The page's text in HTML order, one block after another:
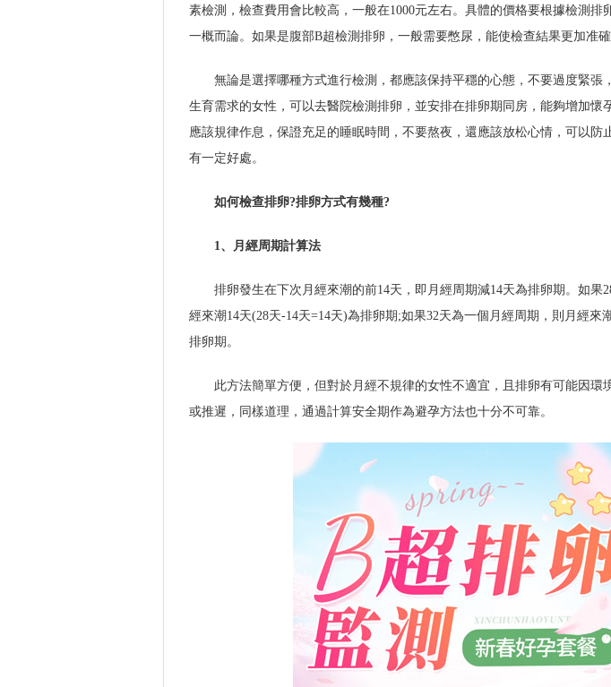
素檢測，檢查費用會比較高，一般在1000元左右。具體的價格要根據檢測排
一概而論。如果是腹部B超檢測排卵，一般需要憋尿，能使檢查結果更加准確
無論是選擇哪種方式進行檢測，都應該保持平穩的心態，不要過度緊張
生育需求的女性，可以去醫院檢測排卵，並安排在排卵期同房，能夠增加懷
應該規律作息，保證充足的睡眠時間，不要熬夜，還應該放松心情，可以防
有一定好處。
如何檢查排卵?排卵方式有幾種?
1、月經周期計算法
排卵發生在下次月經來潮的前14天，即月經周期減14天為排卵期。如果
經來潮14天(28天-14天=14天)為排卵期;如果32天為一個月經周期，則月經來
排卵期。
此方法簡單方便，但對於月經不規律的女性不適宜，且排卵有可能因環
或推遲，同樣道理，通過計算安全期作為避孕方法也十分不可靠。